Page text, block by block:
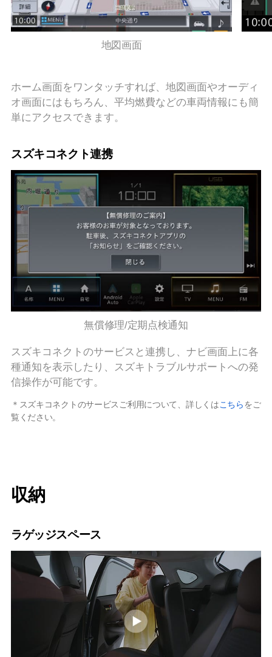
地図画面
ホーム画面をワンタッチすれば、地図画面やオーディ
オ画面にはもちろん、平均燃費などの車両情報にも簡
単にアクセスできます。
スズキコネクト連携
無償修理/定期点検通知
スズキコネクトのサービスと連携し、ナビ画面上に各
種通知を表示したり、スズキトラブルサポートへの発
信操作が可能です。
＊スズキコネクトのサービスご利用について、詳しくはこちらをご
覧ください。
収納
ラゲッジスペース